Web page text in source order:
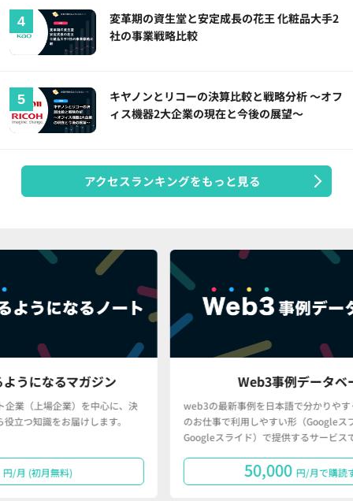
変革期の資生堂と安定成長の花王 化粧品大手2
社の事業戦略比較
キヤノンとリコーの決算比較と戦略分析 ～オフ
ィス機器2大企業の現在と今後の展望～
アクセスランキングをもっと見る
に、決
す。
Web3事例データベース
web3の最新事例を日本語で分かりやすく、かつ、皆さん
のお仕事で利用しやすい形（Googleスプレッドシート・
Googleスライド）で提供するサービスです。
円/月で購読する